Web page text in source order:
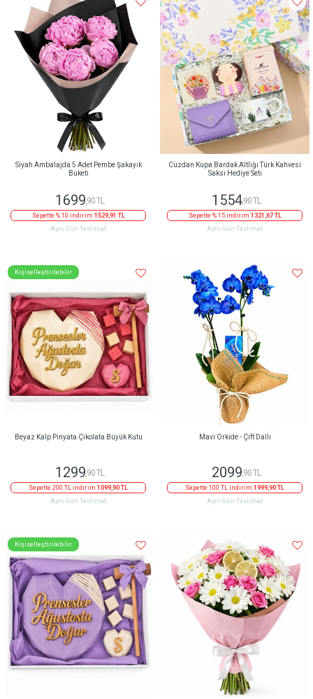
Siyah Ambalajda 5 Adet Pembe Şakayık
Buketi
1699,90 TL
Sepette % 10 indirim 1529,91 TL
Aynı Gün Teslimat
Cüzdan Kupa Bardak Altlığı Türk Kahvesi
Saksı Hediye Seti
1554,90 TL
Sepette % 15 indirim 1321,67 TL
Aynı Gün Teslimat
Kişiselleştirilebilir
Beyaz Kalp Pinyata Çikolata Büyük Kutu
1299 ,90 TL
Sepette 200 TL indirim 1099,90 TL
Aynı Gün Teslimat
Mavi Orkide - Çift Dallı
2099 ,90 TL
Sepette 100 TL indirim 1999,90 TL
Aynı Gün Teslimat
Kişiselleştirilebilir